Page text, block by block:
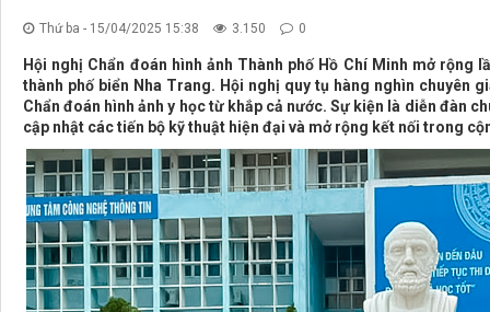
Thứ ba - 15/04/2025 15:38 3.150 0
Hội nghị Chẩn đoán hình ảnh Thành phố Hồ Chí Minh mở
thành phố biển Nha Trang. Hội nghị quy tụ hàng nghìn chuyên
Chẩn đoán hình ảnh y học từ khắp cả nước. Sự kiện là diễn đàn
cập nhật các tiến bộ kỹ thuật hiện đại và mở rộng kết nối trong